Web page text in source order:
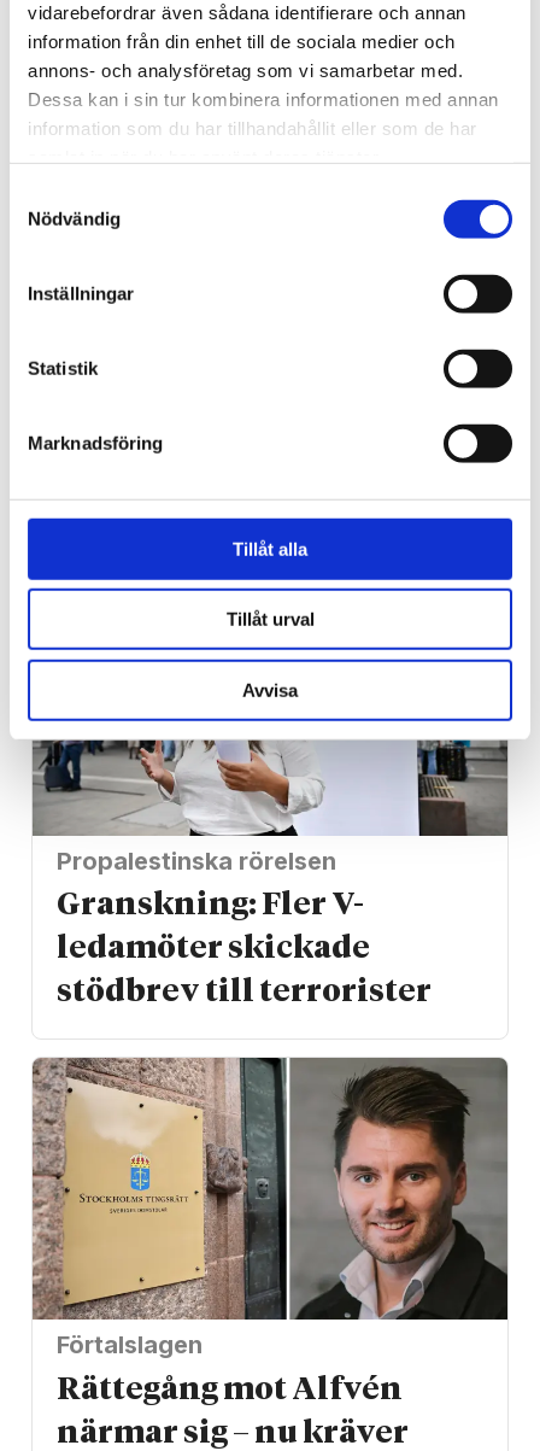
vidarebefordrar även sådana identifierare och annan
information från din enhet till de sociala medier och
annons- och analysföretag som vi samarbetar med.
Dessa kan i sin tur kombinera informationen med annan
information som du har tillhandahållit eller som de har
Nödvändig
Inställningar
Statistik
Marknadsföring
Tillåt alla
Tillåt urval
Avvisa
klättrar upp på gräv­skopor
Kultur
till splittring?
Propalestinska rörelsen
Granskning: Fler V-
ledamöter skickade
stödbrev till terrorister
Förtalslagen
Rättegång mot Alfvén
närmar sig – nu kräver